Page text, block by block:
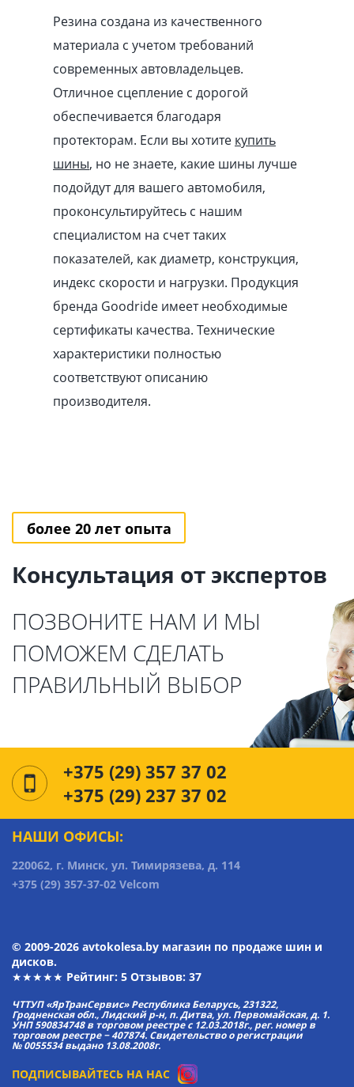
Резина создана из качественного
материала с учетом требований
современных автовладельцев.
Отличное сцепление с дорогой
обеспечивается благодаря
протекторам. Если вы хотите купить
шины, но не знаете, какие шины лучше
подойдут для вашего автомобиля,
проконсультируйтесь с нашим
специалистом на счет таких
показателей, как диаметр, конструкция,
индекс скорости и нагрузки. Продукция
бренда Goodride имеет необходимые
сертификаты качества. Технические
характеристики полностью
соответствуют описанию
производителя.
более 20 лет опыта
Консультация от экспертов
ПОЗВОНИТЕ НАМ И МЫ
ПОМОЖЕМ СДЕЛАТЬ
ПРАВИЛЬНЫЙ ВЫБОР
+375 (29) 357 37 02
+375 (29) 237 37 02
НАШИ ОФИСЫ:
220062, г. Минск, ул. Тимирязева, д. 114
+375 (29) 357-37-02 Velcom
© 2009-2026 avtokolesa.by магазин по продаже шин и
дисков.
★★★★★ Рейтинг: 5 Отзывов: 37
ЧТТУП «ЯрТранСервис» Республика Беларусь, 231322,
Гродненская обл., Лидский р-н, п. Дитва, ул. Первомайская, д. 1.
УНП 590834748 в торговом реестре с 12.03.2018г., рег. номер в
торговом реестре − 407874. Свидетельство о регистрации
№ 0055534 выдано 13.08.2008г.
ПОДПИСЫВАЙТЕСЬ НА НАС